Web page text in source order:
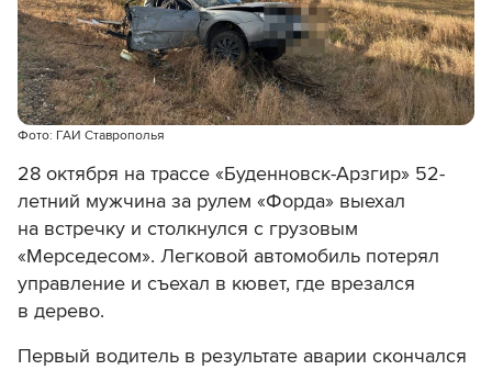
Фото: ГАИ Ставрополья
28 октября на трассе «Буденновск-Арзгир» 52-
летний мужчина за рулем «Форда» выехал
на встречку и столкнулся с грузовым
«Мерседесом». Легковой автомобиль потерял
управление и съехал в кювет, где врезался
в дерево.
Первый водитель в результате аварии скончался